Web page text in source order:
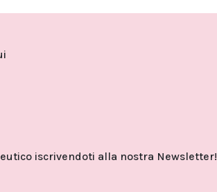
iscrivendoti alla nostra Newsletter!